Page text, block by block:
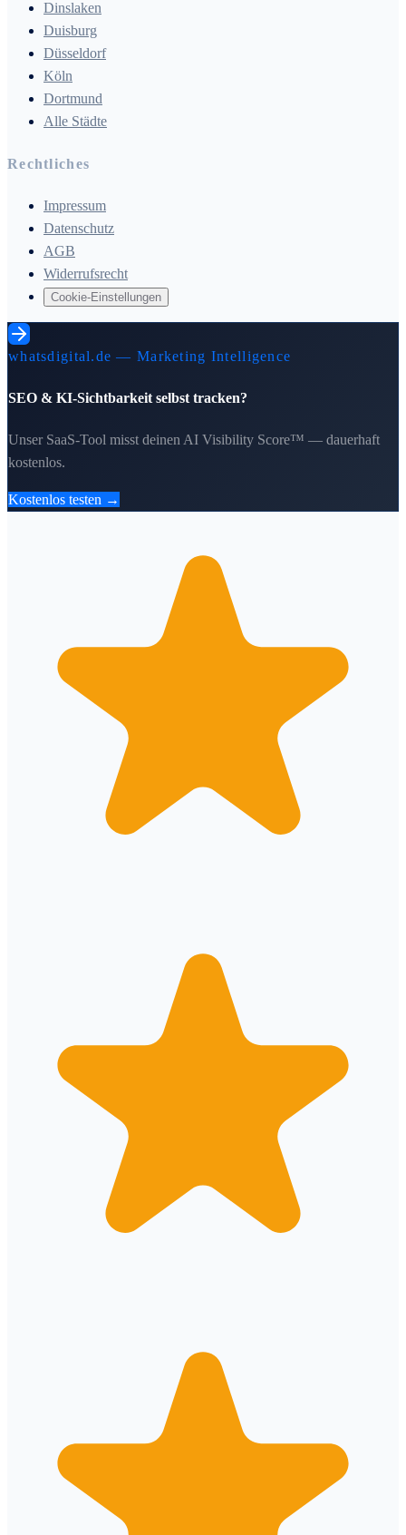
Dinslaken
Duisburg
Düsseldorf
Köln
Dortmund
Alle Städte
Rechtliches
Impressum
Datenschutz
AGB
Widerrufsrecht
Cookie-Einstellungen
whatsdigital.de — Marketing Intelligence
SEO & KI-Sichtbarkeit selbst tracken?
Unser SaaS-Tool misst deinen AI Visibility Score™ — dauerhaft
kostenlos.
Kostenlos testen →